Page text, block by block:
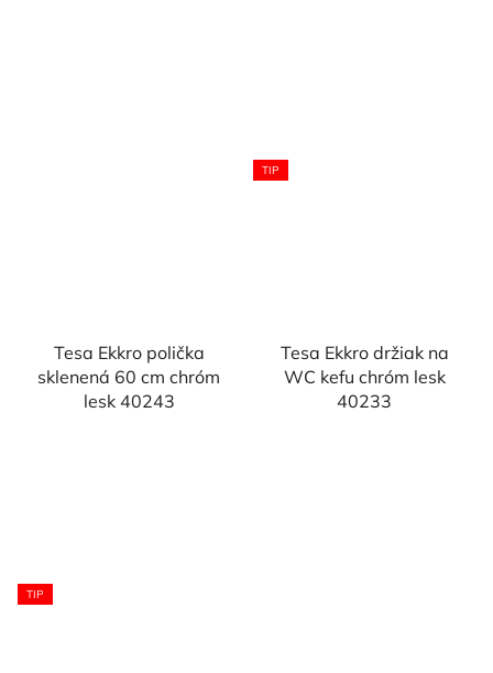
Tesa Ekkro polička
sklenená 60 cm chróm
lesk 40243
TIP
Tesa Ekkro držiak na
WC kefu chróm lesk
40233
TIP